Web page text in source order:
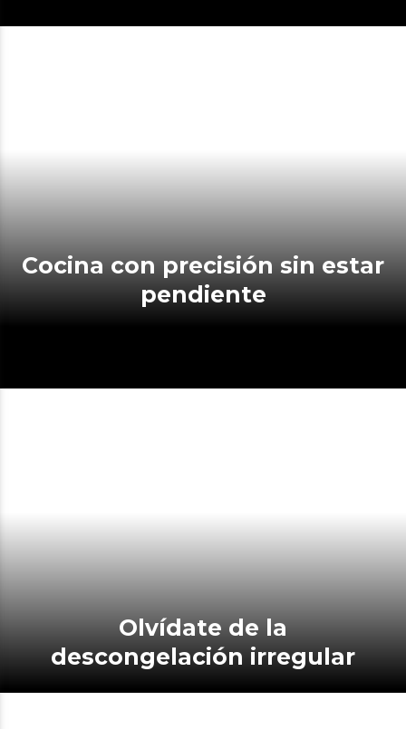
Cocina con precisión sin estar
pendiente
Olvídate de la
descongelación irregular